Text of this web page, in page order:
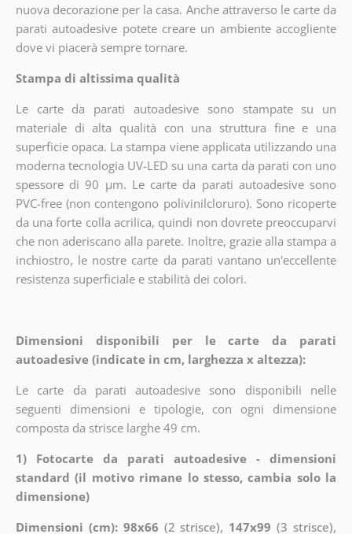
nuova decorazione per la casa. Anche attraverso le carte da
parati autoadesive potete creare un ambiente accogliente
dove vi piacerà sempre tornare.
Stampa di altissima qualità
Le carte da parati autoadesive sono stampate su un
materiale di alta qualità con una struttura fine e una
superficie opaca. La stampa viene applicata utilizzando una
moderna tecnologia UV-LED su una carta da parati con uno
spessore di 90 µm. Le carte da parati autoadesive sono
PVC-free (non contengono polivinilcloruro). Sono ricoperte
da una forte colla acrilica, quindi non dovrete preoccuparvi
che non aderiscano alla parete. Inoltre, grazie alla stampa a
inchiostro, le nostre carte da parati vantano un'eccellente
resistenza superficiale e stabilità dei colori.
Dimensioni disponibili per le carte da parati
autoadesive (indicate in cm, larghezza x altezza):
Le carte da parati autoadesive sono disponibili nelle
seguenti dimensioni e tipologie, con ogni dimensione
composta da strisce larghe 49 cm.
1) Fotocarte da parati autoadesive - dimensioni
standard (il motivo rimane lo stesso, cambia solo la
dimensione)
Dimensioni (cm): 98x66 (2 strisce), 147x99 (3 strisce),